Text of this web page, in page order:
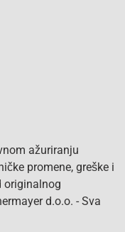
ažuriranju
promene, greške i
originalnog
d.o.o. - Sva